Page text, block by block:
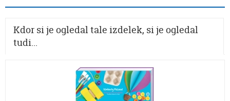
Kdor si je ogledal tale izdelek, si je ogledal
tudi...